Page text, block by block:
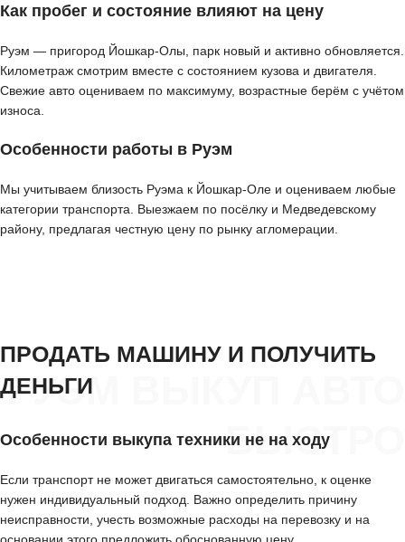
Как пробег и состояние влияют на цену
Руэм — пригород Йошкар-Олы, парк новый и активно обновляется.
Километраж смотрим вместе с состоянием кузова и двигателя.
Свежие авто оцениваем по максимуму, возрастные берём с учётом
износа.
Особенности работы в Руэм
Мы учитываем близость Руэма к Йошкар-Оле и оцениваем любые
категории транспорта. Выезжаем по посёлку и Медведевскому
району, предлагая честную цену по рынку агломерации.
РУЭМ ВЫКУП АВТО
БЫСТРО
ПРОДАТЬ МАШИНУ И ПОЛУЧИТЬ
ДЕНЬГИ
Особенности выкупа техники не на ходу
Если транспорт не может двигаться самостоятельно, к оценке
нужен индивидуальный подход. Важно определить причину
неисправности, учесть возможные расходы на перевозку и на
основании этого предложить обоснованную цену.